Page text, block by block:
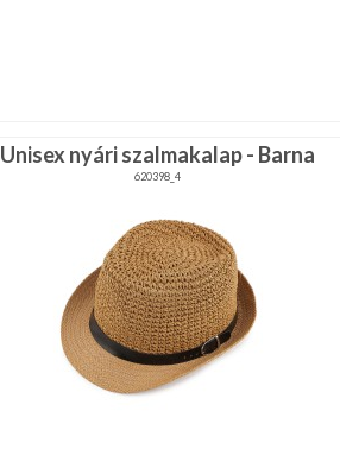
Unisex nyári szalmakalap - Barna
620398_4